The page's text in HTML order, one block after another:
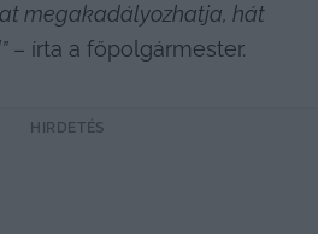
megakadályozhatja, hát
– írta a főpolgármester.
HIRDETÉS